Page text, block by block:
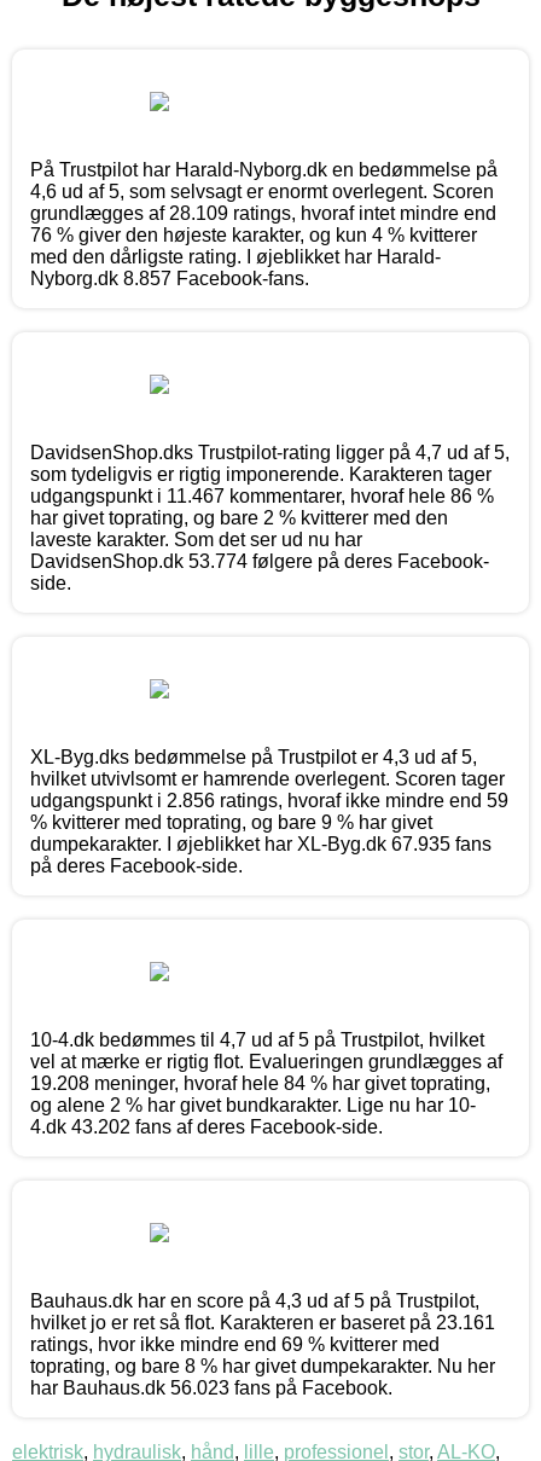
På Trustpilot har Harald-Nyborg.dk en bedømmelse på
4,6 ud af 5, som selvsagt er enormt overlegent. Scoren
grundlægges af 28.109 ratings, hvoraf intet mindre end
76 % giver den højeste karakter, og kun 4 % kvitterer
med den dårligste rating. I øjeblikket har Harald-
Nyborg.dk 8.857 Facebook-fans.
DavidsenShop.dks Trustpilot-rating ligger på 4,7 ud af 5,
som tydeligvis er rigtig imponerende. Karakteren tager
udgangspunkt i 11.467 kommentarer, hvoraf hele 86 %
har givet toprating, og bare 2 % kvitterer med den
laveste karakter. Som det ser ud nu har
DavidsenShop.dk 53.774 følgere på deres Facebook-
side.
XL-Byg.dks bedømmelse på Trustpilot er 4,3 ud af 5,
hvilket utvivlsomt er hamrende overlegent. Scoren tager
udgangspunkt i 2.856 ratings, hvoraf ikke mindre end 59
% kvitterer med toprating, og bare 9 % har givet
dumpekarakter. I øjeblikket har XL-Byg.dk 67.935 fans
på deres Facebook-side.
10-4.dk bedømmes til 4,7 ud af 5 på Trustpilot, hvilket
vel at mærke er rigtig flot. Evalueringen grundlægges af
19.208 meninger, hvoraf hele 84 % har givet toprating,
og alene 2 % har givet bundkarakter. Lige nu har 10-
4.dk 43.202 fans af deres Facebook-side.
Bauhaus.dk har en score på 4,3 ud af 5 på Trustpilot,
hvilket jo er ret så flot. Karakteren er baseret på 23.161
ratings, hvor ikke mindre end 69 % kvitterer med
toprating, og bare 8 % har givet dumpekarakter. Nu her
har Bauhaus.dk 56.023 fans på Facebook.
elektrisk, hydraulisk, hånd, lille, professionel , stor, AL-KO,